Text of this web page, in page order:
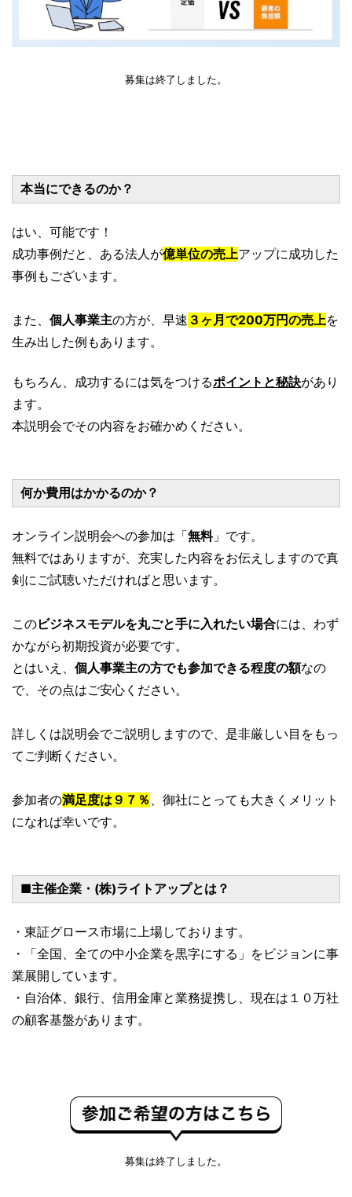
募集は終了しました。
本当にできるのか？
はい、可能です！
成功事例だと、ある法人が億単位の売上アップに成功した
事例もございます。
また、 個人事業主の方が、早速 ３ヶ月で200万円の売上を
生み出した例もあります。
もちろん、成功するには気をつけるポイントと秘訣があり
ます。
本説明会でその内容をお確かめください。
何か費用はかかるのか？
オンライン説明会への参加は「 無料」です。
無料ではありますが、充実した内容をお伝えしますので真
剣にご試聴いただければと思います。
このビジネスモデルを丸ごと手に入れたい場合には、わず
かながら初期投資が必要です。
とはいえ、 個人事業主の方でも参加できる程度の額なの
で、その点はご安心ください。
詳しくは説明会でご説明しますので、是非厳しい目をもっ
てご判断ください。
参加者の満足度は９７％ 、御社にとっても大きくメリット
になれば幸いです。
■主催企業・(株)ライトアップとは？
・東証グロース市場に上場しております。
・「全国、全ての中小企業を黒字にする」をビジョンに事
業展開しています。
・自治体、銀行、信用金庫と業務提携し、現在は１０万社
の顧客基盤があります。
募集は終了しました。